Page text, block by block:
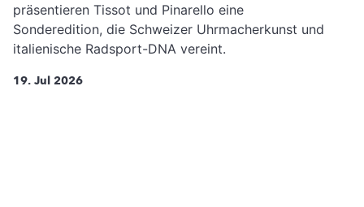
präsentieren Tissot und Pinarello eine
Sonderedition, die Schweizer Uhrmacherkunst und
italienische Radsport-DNA vereint.
19. Jul 2026